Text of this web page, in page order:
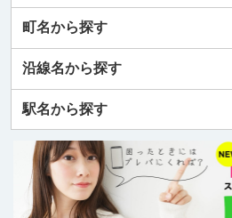
町名から探す
沿線名から探す
駅名から探す